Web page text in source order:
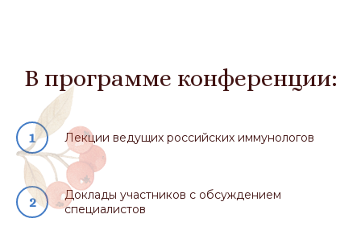
В программе конференции:
Лекции ведущих российских иммунологов
Доклады участников с обсуждением
специалистов